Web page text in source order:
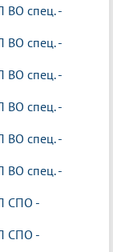
ВО спец. -
ВО спец. -
ВО спец. -
ВО спец. -
ВО спец. -
ВО спец. -
СПО -
СПО -